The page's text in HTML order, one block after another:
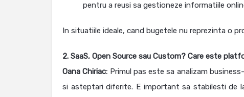
pentru a reusi sa gestioneze informatiile
In situatiile ideale, cand bugetele nu reprezinta o
2. SaaS, Open Source sau Custom? Care este
Oana Chiriac: Primul pas este sa analizam
si asteptari diferite. E important sa stabilesti de